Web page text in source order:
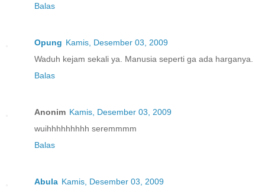
Balas
Opung Kamis, Desember 03, 2009
Waduh kejam sekali ya. Manusia seperti ga ada harganya.
Balas
Anonim Kamis, Desember 03, 2009
wuihhhhhhhhh seremmmm
Balas
Abula Kamis, Desember 03, 2009